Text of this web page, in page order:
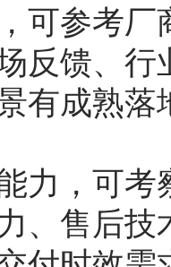
可参考
反馈、
有成熟
力，可
、售后